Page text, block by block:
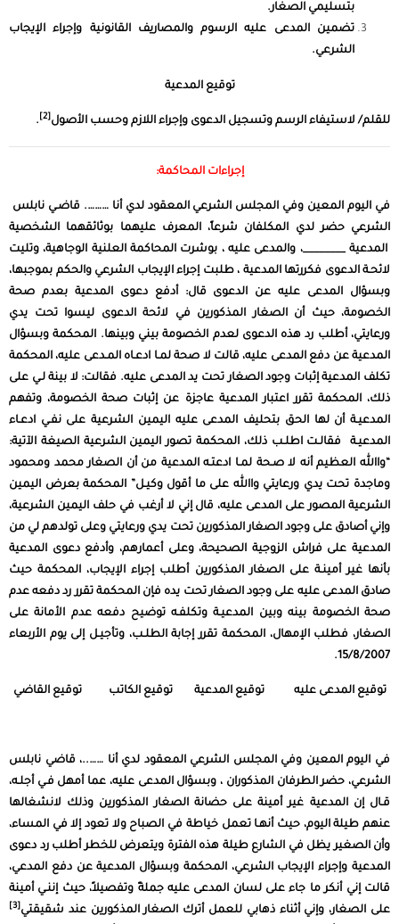
بتسليمي الصغار.
تضمين المدعى عليه الرسوم والمصاريف القانونية وإجراء الإيجاب
الشرعي.
توقيع المدعية
للقلم/ لاستيفاء الرسم وتسجيل الدعوى وإجراء اللازم وحسب الأصول [2]
.
إجراءات المحاكمة:
في اليوم المعين وفي المجلس الشرعي المعقود لدي أنا ………. قاضـي نابلس
الشرعي حضر لدي المكلفان شرعاً، المعرف عليهما بوثائقهما الشخصية
المدعية ________، والمدعى عليه ، بوشرت المحاكمة العلنية الوجاهية، وتليت
لائحـة الدعوى فكررتها المدعية ، طلبت إجراء الإيجاب الشرعي والحكم بموجبها،
وبسؤال المدعى عليه عن الدعوى قال: أدفع دعوى المدعية بعدم صحة
الخصومة، حيث أن الصغار المذكورين في لائحة الدعوى ليسوا تحت يدي
ورعايتي، أطلب رد هذه الدعوى لعدم الخصومة بيني وبينها. المحكمة وبسؤال
المدعية عن دفع المدعى عليه، قالت لا صحة لمـا ادعـاه المـدعى عليه، المحكمة
تكلف المدعية إثبات وجود الصغار تحت يد المدعى عليه. فقالت: لا بينة لـي على
ذلك، المحكمة تقرر اعتبار المدعية عاجزة عن إثبات صحة الخصومة، وتفهم
المدعيـة أن لها الحق بتحليف المدعى عليه اليمين الشرعية على نفـي ادعـاء
المدعيـة فقالـت اطلـب ذلك، المحكمة تصور اليمين الشرعية الصيغة الآتية:
“واالله العظيم أنه لا صـحة لمـا ادعتـه المدعية من أن الصغار محمد ومحمود
وماجدة تحت يدي ورعايتي واالله على ما أقول وكيـل” المحكمة بعرض اليمين
الشرعية المصور على المدعى عليه، قال إني لا أرغب في حلف اليمين الشرعية،
وإني أصادق على وجود الصغار المذكورين تحت يدي ورعايتي وعلى تولدهم لي من
المدعية على فراش الزوجية الصحيحة، وعلى أعمارهم، وأدفع دعوى المدعية
بأنها غير أمينـة على الصغار المذكورين أطلب إجراء الإيجاب، المحكمة حيث
صادق المدعى عليه على وجود الصغار تحت يده فإن المحكمة تقرر رد دفعه عدم
صحة الخصومة بينه وبين المدعيـة وتكلفـه توضيح دفعه عدم الأمانة على
الصغار، فطلب الإمهال، المحكمة تقرر إجابة الطلـب، وتأجيـل إلى يوم الأربعاء
15/8/2007.
توقيع المدعى عليه توقيع المدعية توقيع الكاتب توقيع القاضي
في اليوم المعين وفي المجلس الشرعي المعقود لدي أنا ……..، قاضي نابلس
الشرعي، حضر الطرفان المذكوران ، وبسؤال المدعى عليه، عما أمهل فـي أجلـه،
قـال إن المدعية غير أمينة على حضانة الصغار المذكورين وذلك لانشغالها
عنهم طيلة اليوم، حيث أنهـا تعمل خياطة في الصباح ولا تعود إلا في المساء،
وأن الصغير يظل في الشارع طيلة هذه الفترة ويتعرض للخطر أطلب رد دعوى
المدعية وإجراء الإيجاب الشرعي، المحكمة وبسؤال المدعية عن دفع المدعي،
قالت إني أنكر ما جاء على لسان المدعى عليه جملةً وتفصيلاً، حيث إننـي أمينة
على الصغار، وإني أثناء ذهابي للعمل أترك الصغار المذكورين عند شقيقتي [3]